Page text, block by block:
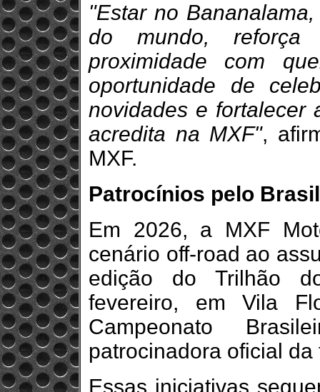
"Estar no
do mundo,
proximidade com
oportunidade de
novidades e fortalecer
acredita na MXF",
MXF.
Patrocínios pelo Brasil
Em 2026, a MXF
cenário off-road ao
edição do Trilhão
fevereiro, em Vila
Campeonato
patrocinadora oficial da
Essas iniciativas